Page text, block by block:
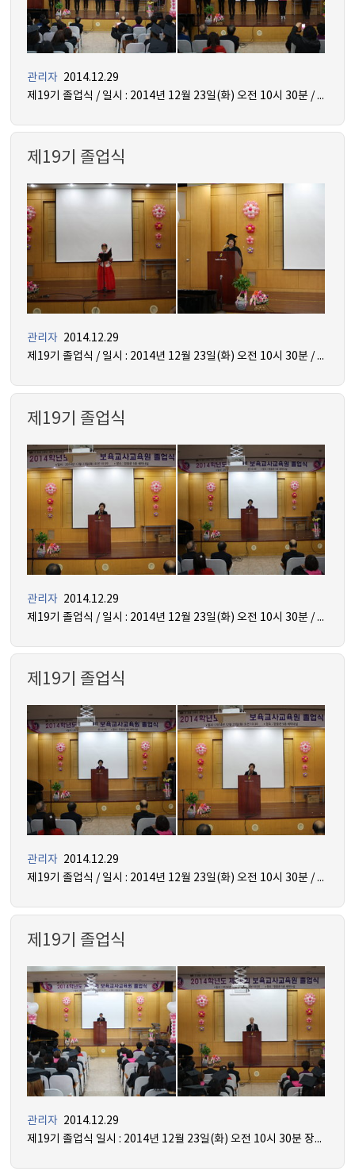
관리자 2014.12.29
제19기 졸업식 / 일시 : 2014년 12월 23일(화) 오전 10시 30분 / 장소 : 믿음관 5층 세미나실
제19기 졸업식
관리자 2014.12.29
제19기 졸업식 / 일시 : 2014년 12월 23일(화) 오전 10시 30분 / 장소 : 믿음관 5층 세미나실
제19기 졸업식
관리자 2014.12.29
제19기 졸업식 / 일시 : 2014년 12월 23일(화) 오전 10시 30분 / 장소 : 믿음관 5층 세미나실
제19기 졸업식
관리자 2014.12.29
제19기 졸업식 / 일시 : 2014년 12월 23일(화) 오전 10시 30분 / 장소 : 믿음관 5층 세미나실
제19기 졸업식
관리자 2014.12.29
제19기 졸업식 일시 : 2014년 12월 23일(화) 오전 10시 30분 장소 : 믿음관 5층 세미나실